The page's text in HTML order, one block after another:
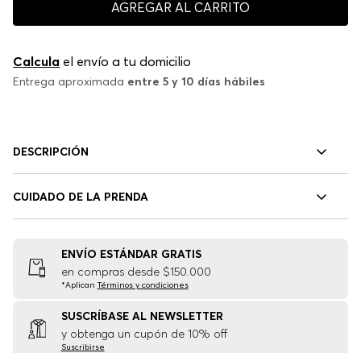
AGREGAR AL CARRITO
Calcula el envío a tu domicilio
Entrega aproximada entre 5 y 10 días hábiles
DESCRIPCIÓN
CUIDADO DE LA PRENDA
ENVÍO ESTÁNDAR GRATIS
en compras desde $150.000
*Aplican Términos y condiciones
SUSCRÍBASE AL NEWSLETTER
y obtenga un cupón de 10% off
Suscribirse